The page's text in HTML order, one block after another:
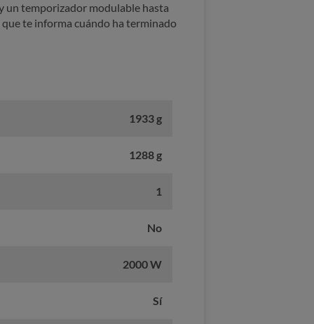
un temporizador modulable hasta
te informa cuándo ha terminado
1933 g
1288 g
1
No
2000 W
Sí